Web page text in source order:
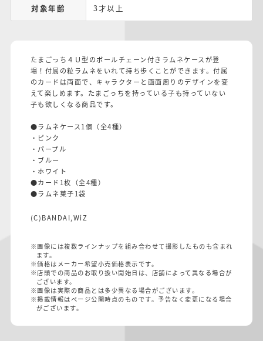
対象年齢 3才以上
たまごっち４Ｕ型のボールチェーン付きラムネケースが登
場！付属の粒ラムネをいれて持ち歩くことができます。付属
のカードは両面で、キャラクターと画面周りのデザインを変
えて楽しめます。たまごっちを持っている子も持っていない
子も欲しくなる商品です。
●ラムネケース1個（全4種）
・ピンク
・パープル
・ブルー
・ホワイト
●カード1枚（全4種）
●ラムネ菓子1袋
(C)BANDAI,WiZ
※画像には複数ラインナップを組み合わせて撮影したものも含まれ
ます。
※価格はメーカー希望小売価格表示です。
※店頭での商品のお取り扱い開始日は、店舗によって異なる場合が
ございます。
※画像は実際の商品とは多少異なる場合がございます。
※掲載情報はページ公開時点のものです。予告なく変更になる場合
がございます。